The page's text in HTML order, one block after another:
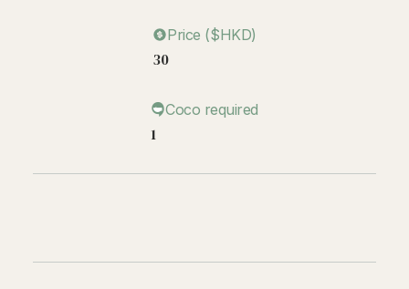
Price ($HKD)
30
Coco required
1